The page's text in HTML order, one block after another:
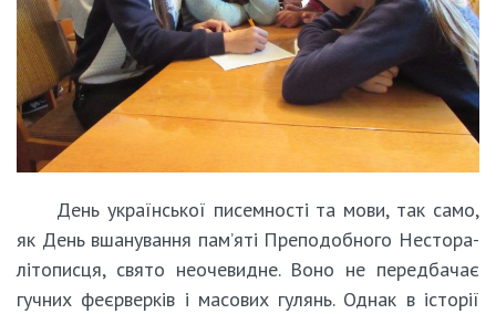
День української писемності та мови, так само,
як День вшанування пам’яті Преподобного Нестора-
літописця, свято неочевидне. Воно не передбачає
гучних феєрверків і масових гулянь. Однак в історії